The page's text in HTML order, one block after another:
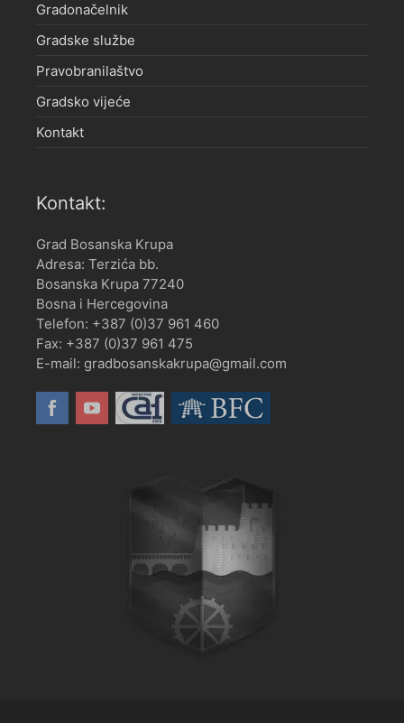
Gradonačelnik
Gradske službe
Pravobranilaštvo
Gradsko vijeće
Kontakt
Kontakt:
Grad Bosanska Krupa
Adresa: Terzića bb.
Bosanska Krupa 77240
Bosna i Hercegovina
Telefon: +387 (0)37 961 460
Fax: +387 (0)37 961 475
E-mail: gradbosanskakrupa@gmail.com